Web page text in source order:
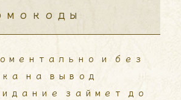
и без
на вывод
займет до